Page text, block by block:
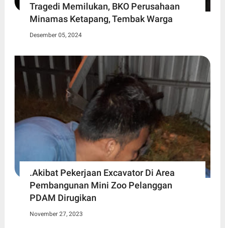
Tragedi Memilukan, BKO Perusahaan
Minamas Ketapang, Tembak Warga
Desember 05, 2024
.Akibat Pekerjaan Excavator Di Area
Pembangunan Mini Zoo Pelanggan
PDAM Dirugikan
November 27, 2023